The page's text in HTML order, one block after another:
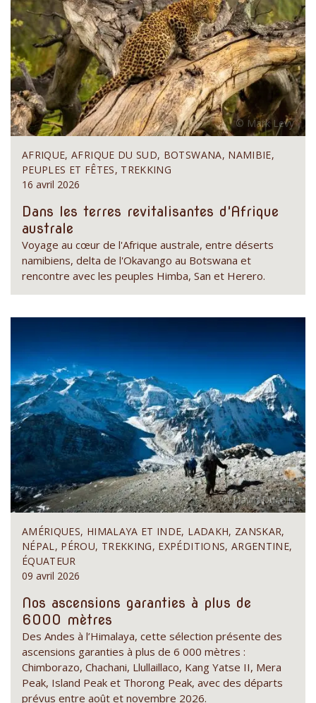
AFRIQUE, AFRIQUE DU SUD, BOTSWANA, NAMIBIE,
PEUPLES ET FÊTES, TREKKING
16 avril 2026
Dans les terres revitalisantes d'Afrique
australe
Voyage au cœur de l'Afrique australe, entre déserts
namibiens, delta de l'Okavango au Botswana et
rencontre avec les peuples Himba, San et Herero.
AMÉRIQUES, HIMALAYA ET INDE, LADAKH, ZANSKAR,
NÉPAL, PÉROU, TREKKING, EXPÉDITIONS, ARGENTINE,
ÉQUATEUR
09 avril 2026
Nos ascensions garanties à plus de
6000 mètres
Des Andes à l’Himalaya, cette sélection présente des
ascensions garanties à plus de 6 000 mètres :
Chimborazo, Chachani, Llullaillaco, Kang Yatse II, Mera
Peak, Island Peak et Thorong Peak, avec des départs
prévus entre août et novembre 2026.